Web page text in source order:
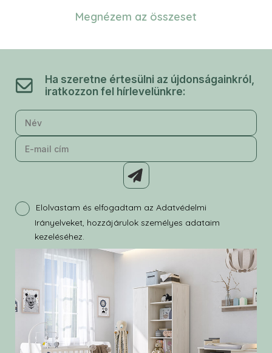
Megnézem az összeset
Ha szeretne értesülni az újdonságainkról,
iratkozzon fel hírlevelünkre:
Elolvastam és elfogadtam az Adatvédelmi
Irányelveket, hozzájárulok személyes adataim
kezeléséhez.